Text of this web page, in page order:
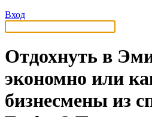
Вход
Отдохнуть в
экономно или
бизнесмены из